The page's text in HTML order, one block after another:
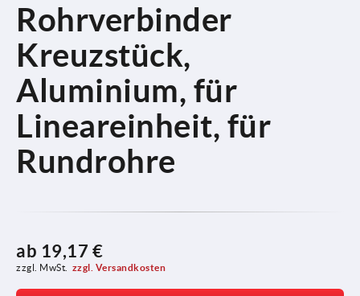
Rohrverbinder
Kreuzstück,
Aluminium, für
Lineareinheit, für
Rundrohre
ab 19,17 €
zzgl. MwSt. zzgl. Versandkosten